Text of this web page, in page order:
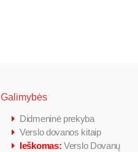
Galimybės
Didmeninė prekyba
Verslo dovanos kitaip
Ieškomas: Verslo Dovanų